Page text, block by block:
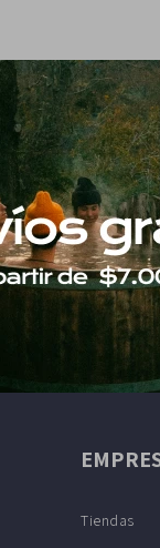
Tiendas